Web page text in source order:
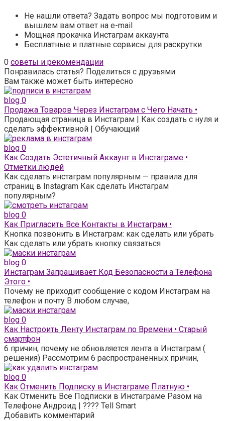
Не нашли ответа? Задать вопрос мы подготовим и
вышлем вам ответ на e-mail
Мощная прокачка Инстаграм аккаунта
Бесплатные и платные сервисы для раскрутки
0 советы и рекомендации
Понравилась статья? Поделиться с друзьями:
Вам также может быть интересно
blog 0
Продажа Товаров Через Инстаграм с Чего Начать •
Продающая страница в Инстаграм | Как создать с нуля и
сделать эффективной | Обучающий
blog 0
Как Создать Эстетичный Аккаунт в Инстаграме •
Отметки людей
Как сделать инстаграм популярным — правила для
страниц в Instagram Как сделать Инстаграм
популярным?
blog 0
Как Пригласить Все Контакты в Инстаграм •
Кнопка позвонить в Инстаграм: как сделать или убрать
Как сделать или убрать кнопку связаться
blog 0
Инстаграм Запрашивает Код Безопасности а Телефона
Этого •
Почему не приходит сообщение с кодом Инстаграм на
телефон и почту В любом случае,
blog 0
Как Настроить Ленту Инстаграм по Времени • Старый
смартфон
6 причин, почему не обновляется лента в Инстаграм (
решения) Рассмотрим 6 распространенных причин,
blog 0
Как Отменить Подписку в Инстаграме Платную •
Как Отменить Все Подписки в Инстаграме Разом на
Телефоне Андроид | ???? Tell Smart
Добавить комментарий